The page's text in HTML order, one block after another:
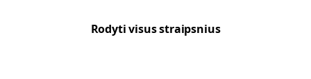
Rodyti visus straipsnius